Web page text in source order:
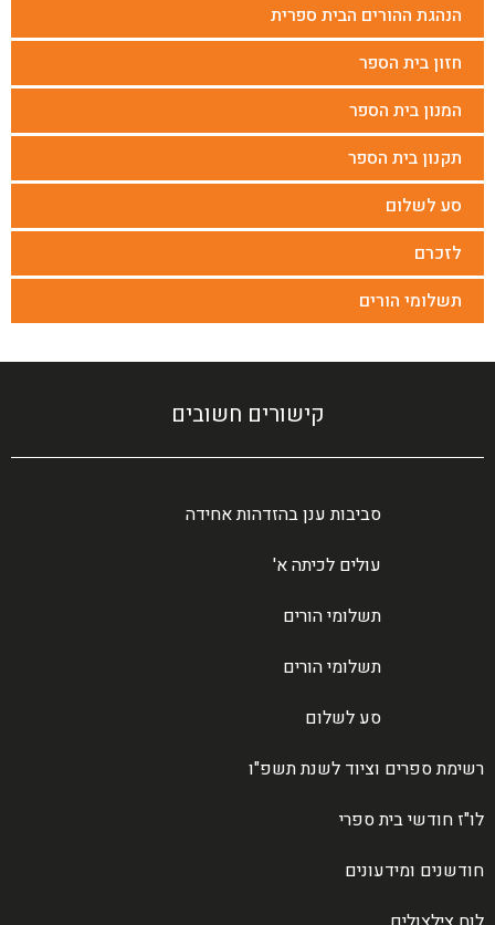
הנהגת ההורים הבית ספרית
חזון בית הספר
המנון בית הספר
תקנון בית הספר
סע לשלום
לזכרם
תשלומי הורים
קישורים חשובים
סביבות ענן בהזדהות אחידה
עולים לכיתה א'
תשלומי הורים
תשלומי הורים
סע לשלום
רשימת ספרים וציוד לשנת תשפ"ו
לו"ז חודשי בית ספרי
חודשנים ומידעונים